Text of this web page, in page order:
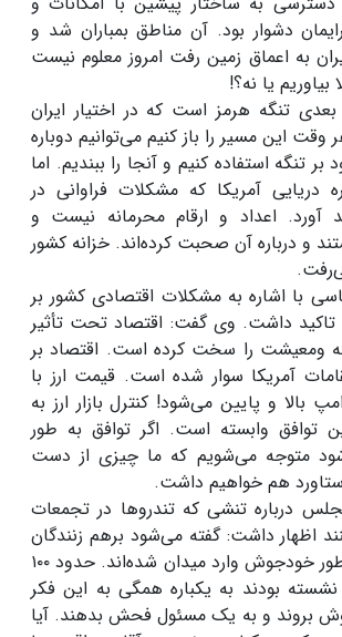
دشوار بود. آن مناطق بمباران شد و
به اعماق زمین رفت امروز معلوم نیست
بیاوریم یا نه؟!
تنگه هرمز است که در اختیار ایران
این مسیر را باز کنیم می‌توانیم دوباره
تنگه استفاده کنیم و آنجا را ببندیم. اما
دریایی آمریکا که مشکلات فراوانی در
اعداد و ارقام محرمانه نیست و
و درباره آن صحبت کرده‌اند. خزانه کشور
با اشاره به مشکلات اقتصادی کشور بر
تاکید داشت. وی گفت: اقتصاد تحت تأثیر
ومعیشت را سخت کرده است. اقتصاد بر
آمریکا سوار شده است. قیمت ارز با
بالا و پایین می‌شود! کنترل بازار ارز به
توافق وابسته است. اگر توافق به طور
متوجه می‌شویم که ما چیزی از دست
هم خواهیم داشت.
درباره تنشی که تندروها در تجمعات
اظهار داشت: گفته می‌شود برهم زنندگان
نظم تجمعات به طور خودجوش وارد میدان شده‌اند. حدود ۱۰۰
بودند به یکباره همگی به این فکر
بروند و به یک مسئول فحش بدهند. آیا